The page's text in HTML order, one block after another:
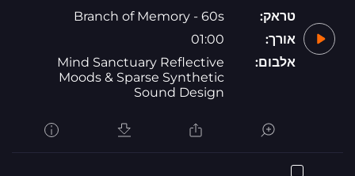
טראק:
Branch of Memory - 60s
אורך:
01:00
אלבום:
Mind Sanctuary Reflective
Moods & Sparse Synthetic
Sound Design